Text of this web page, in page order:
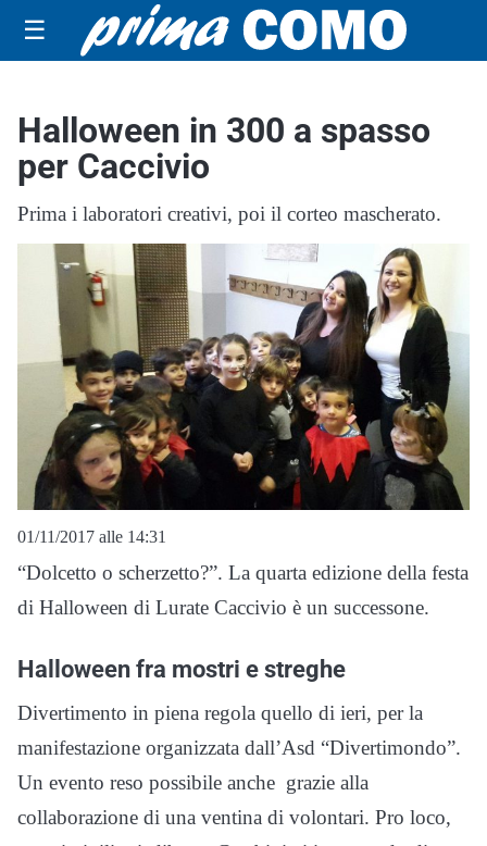
☰
Halloween in 300 a spasso
per Caccivio
Prima i laboratori creativi, poi il corteo mascherato.
01/11/2017 alle 14:31
“Dolcetto o scherzetto?”. La quarta edizione della festa
di Halloween di Lurate Caccivio è un successone.
Halloween fra mostri e streghe
Divertimento in piena regola quello di ieri, per la
manifestazione organizzata dall’Asd “Divertimondo”.
Un evento reso possibile anche grazie alla
collaborazione di una ventina di volontari. Pro loco,